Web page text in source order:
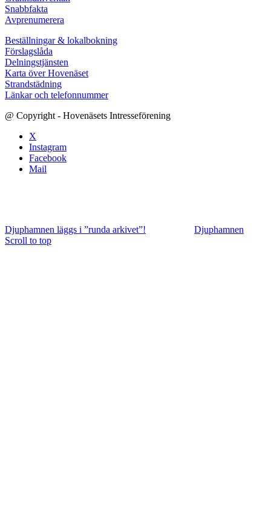
Snabbfakta
Avprenumerera
Beställningar & lokalbokning
Förslagslåda
Delningstjänsten
Karta över Hovenäset
Strandstädning
Länkar och telefonnummer
@ Copyright - Hovenäsets Intresseförening
X
Instagram
Facebook
Mail
Djuphamnen läggs i ”runda arkivet”!
Djuphamnen
Scroll to top